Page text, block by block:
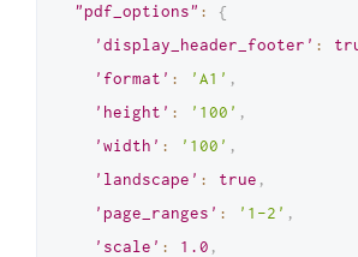
"pdf_options" :
{
'display_header_footer' :
'format' : 'A1' ,
'height' : '100' ,
'width' : '100' ,
'landscape' : true ,
'page_ranges' : '1-2' ,
'scale' : 1.0 ,